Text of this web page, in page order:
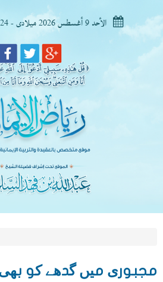
الأحد 9 أغسطس 2026 ميلادى - 24 صفر 1448 هجرى
مجبوری میں گدھے کو بھی